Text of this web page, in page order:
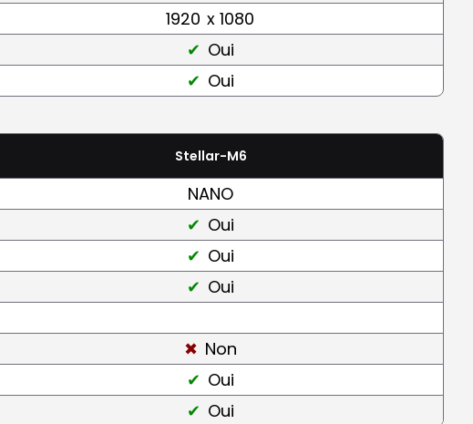
1920 x 1080
Oui
Oui
Stellar-M6
NANO
Oui
Oui
Oui
Non
Oui
Oui